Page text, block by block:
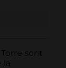
sont
la